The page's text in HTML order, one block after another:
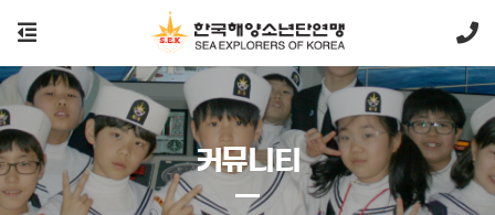
커뮤니티